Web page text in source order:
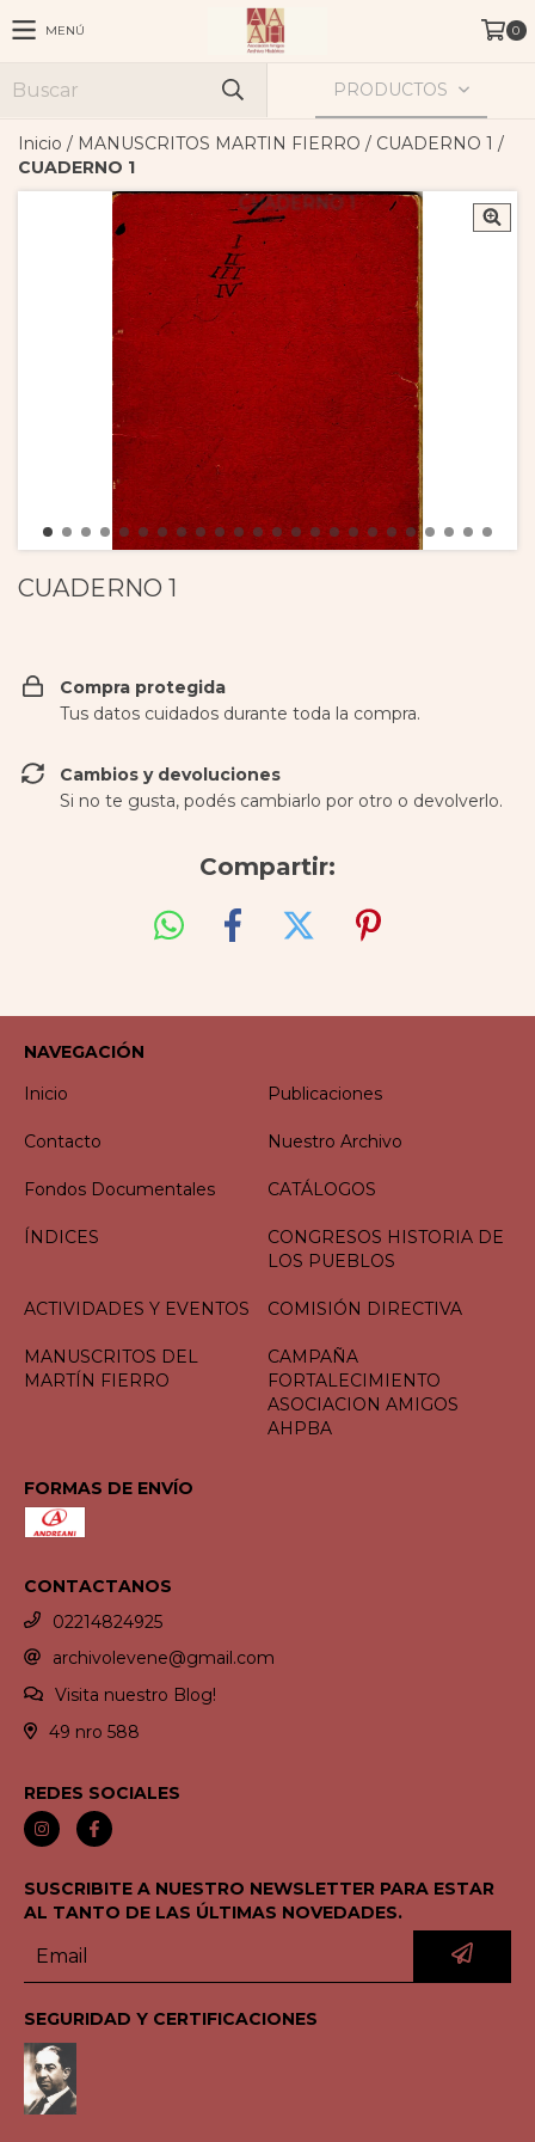
MENÚ 0
PRODUCTOS
Inicio / MANUSCRITOS MARTIN FIERRO / CUADERNO 1 /
CUADERNO 1
CUADERNO 1
Compra protegida
Tus datos cuidados durante toda la compra.
Cambios y devoluciones
Si no te gusta, podés cambiarlo por otro o devolverlo.
Compartir:
NAVEGACIÓN
Inicio
Publicaciones
Contacto Nuestro Archivo
Fondos Documentales CATÁLOGOS
ÍNDICES
CONGRESOS HISTORIA DE
LOS PUEBLOS
ACTIVIDADES Y EVENTOS COMISIÓN DIRECTIVA
MANUSCRITOS DEL
MARTÍN FIERRO
CAMPAÑA
FORTALECIMIENTO
ASOCIACION AMIGOS
AHPBA
FORMAS DE ENVÍO
CONTACTANOS
02214824925
archivolevene@gmail.com
Visita nuestro Blog!
49 nro 588
REDES SOCIALES
SUSCRIBITE A NUESTRO NEWSLETTER PARA ESTAR
AL TANTO DE LAS ÚLTIMAS NOVEDADES.
SEGURIDAD Y CERTIFICACIONES